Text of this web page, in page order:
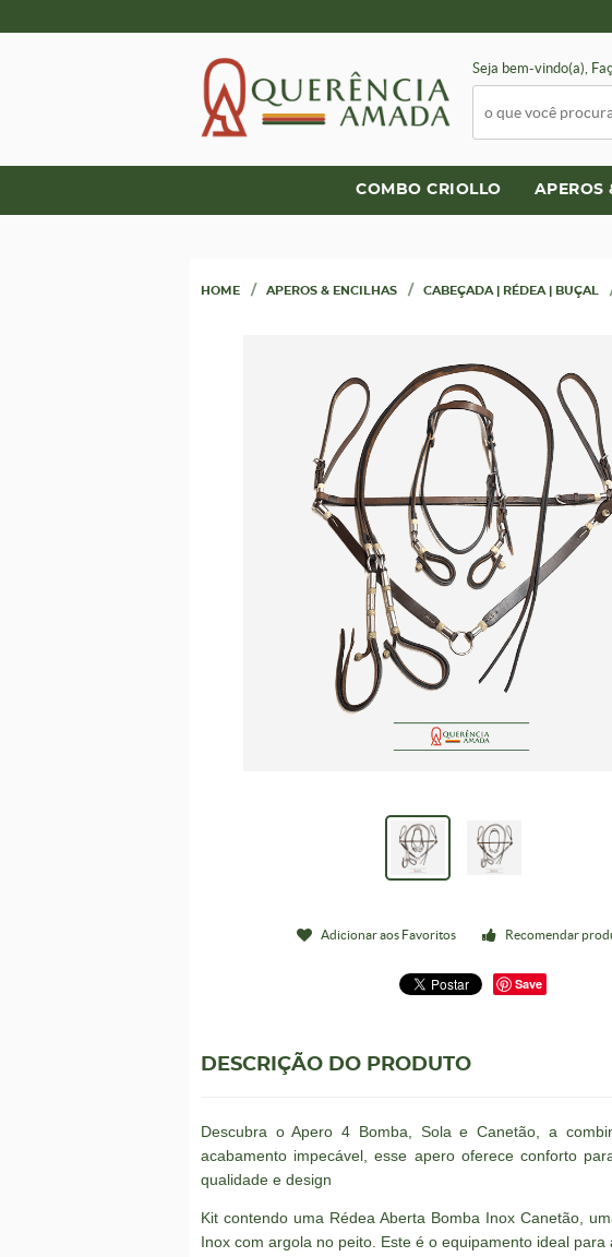
Seja bem-vindo(a),
COMBO CRIOLLO APEROS
HOME APEROS & ENCILHAS CABEÇADA | RÉDEA | BUÇAL
Adicionar aos Favoritos Recomendar
Save
DESCRIÇÃO DO PRODUTO
Descubra o Apero 4 Bomba, Sola e Canetão, a
acabamento impecável, esse apero oferece conforto
qualidade e design
Kit contendo uma Rédea Aberta Bomba Inox Canetão,
Inox com argola no peito. Este é o equipamento ideal